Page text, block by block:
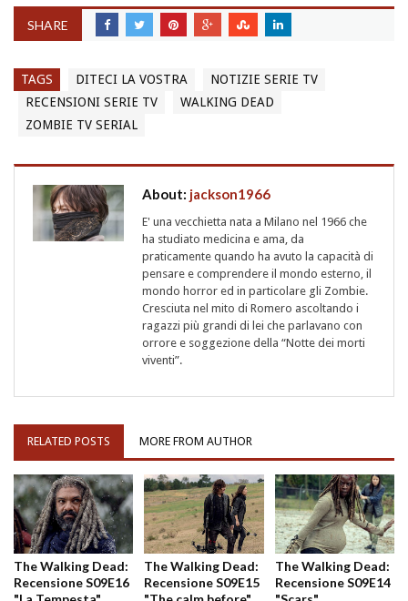
SHARE
TAGS DITECI LA VOSTRA
NOTIZIE SERIE TV
RECENSIONI SERIE TV
WALKING DEAD
ZOMBIE TV SERIAL
About: jackson1966
E' una vecchietta nata a Milano nel 1966 che
ha studiato medicina e ama, da
praticamente quando ha avuto la capacità di
pensare e comprendere il mondo esterno, il
mondo horror ed in particolare gli Zombie.
Cresciuta nel mito di Romero ascoltando i
ragazzi più grandi di lei che parlavano con
orrore e soggezione della “Notte dei morti
viventi”.
RELATED POSTS MORE FROM AUTHOR
The Walking Dead:
Recensione S09E16
The Walking Dead:
Recensione S09E15
The Walking Dead:
Recensione S09E14